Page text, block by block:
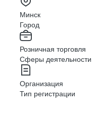
Победители
от компании —
Это позволяет
и достигать
Минск
Город
Розничная торговля
Сферы деятельности
Организация
Тип регистрации